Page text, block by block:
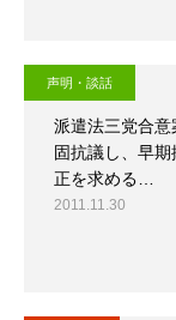
声明・談話
派遣法三党合意
固抗議し、早期
正を求める…
2011.11.30